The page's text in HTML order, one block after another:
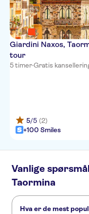
Giardini Naxos,
tour
5 timer·Gratis
5/5 (2)
+100 Smiles
Vanlige
Taormina
Hva er de mest